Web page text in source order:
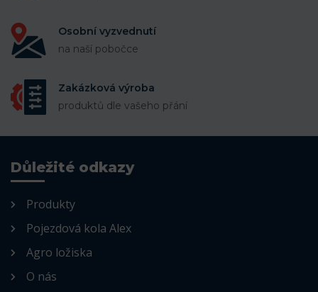
Osobní vyzvednutí
na naší pobočce
Zakázková výroba
produktů dle vašeho přání
Důležité odkazy
Produkty
Pojezdová kola Alex
Agro ložiska
O nás